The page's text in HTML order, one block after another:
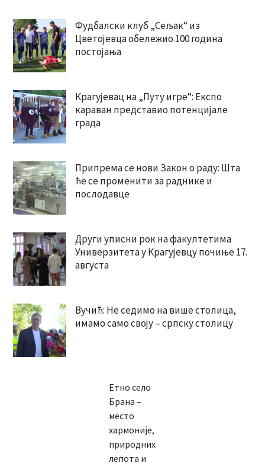
Фудбалски клуб „Сељак“ из
Цветојевца обележио 100 година
постојања
Крагујевац на „Путу игре“: Експо
караван представио потенцијале
града
Припрема се нови Закон о раду: Шта
ће се променити за раднике и
послодавце
Други уписни рок на факултетима
Универзитета у Крагујевцу почиње 17.
августа
Вучић: Не седимо на више столица,
имамо само своју – српску столицу
Етно село
Брана –
место
хармоније,
природних
лепота и